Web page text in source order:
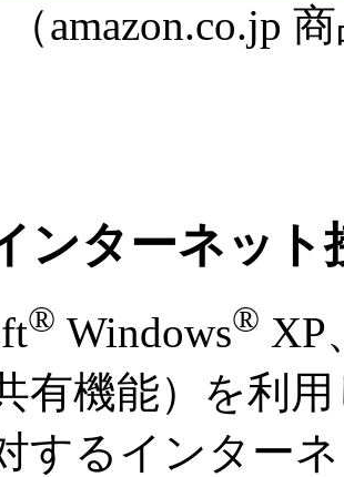
（amazon.co.jp
ンターネット
® Windows® XP
有機能）を利
するインター